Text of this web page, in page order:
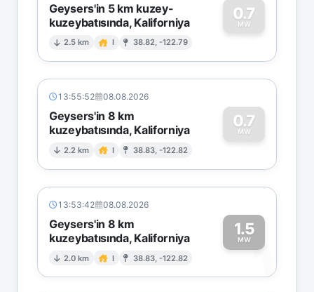
Geysers'in 5 km kuzey-
kuzeybatısında, Kaliforniya
2.5 km I 38.82, -122.79
0.7
MW
0
13:55:52 08.08.2026
Geysers'in 8 km
kuzeybatısında, Kaliforniya
2.2 km I 38.83, -122.82
0.7
MW
0
13:53:42 08.08.2026
Geysers'in 8 km
kuzeybatısında, Kaliforniya
2.0 km I 38.83, -122.82
1.5
MW1